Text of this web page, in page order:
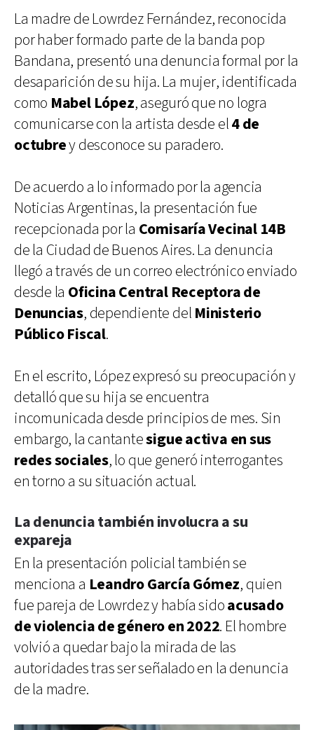
La madre de Lowrdez Fernández, reconocida
por haber formado parte de la banda pop
Bandana, presentó una denuncia formal por la
desaparición de su hija. La mujer, identificada
como Mabel López, aseguró que no logra
comunicarse con la artista desde el4 de
octubrey desconoce su paradero.
De acuerdo a lo informado por la agencia
Noticias Argentinas, la presentación fue
recepcionada por la Comisaría Vecinal 14B
de la Ciudad de Buenos Aires. La denuncia
llegó a través de un correo electrónico enviado
desde la Oficina Central Receptora de
Denuncias, dependiente del Ministerio
Público Fiscal.
En el escrito, López expresó su preocupación y
detalló que su hija se encuentra
incomunicada desde principios de mes. Sin
embargo, la cantantesigue activa en sus
redes sociales, lo que generó interrogantes
en torno a su situación actual.
La denuncia también involucra a su
expareja
En la presentación policial también se
menciona a Leandro García Gómez, quien
fue pareja de Lowrdez y había sidoacusado
de violencia de género en 2022. El hombre
volvió a quedar bajo la mirada de las
autoridades tras ser señalado en la denuncia
de la madre.